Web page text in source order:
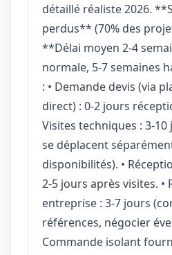
détaillé réaliste 2026.
perdus** (70% des
**Délai moyen 2-4
normale, 5-7 semaines
: • Demande devis (via
direct) : 0-2 jours
Visites techniques : 3-
se déplacent
disponibilités). •
2-5 jours après visites. •
entreprise : 3-7 jours
références, négocier
Commande isolant